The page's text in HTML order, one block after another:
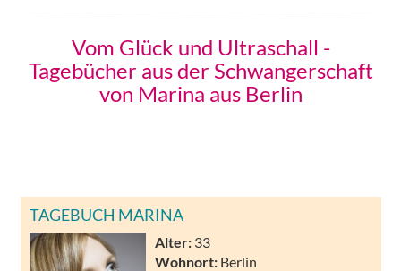
Vom Glück und Ultraschall -
Tagebücher aus der Schwangerschaft
von Marina aus Berlin
TAGEBUCH MARINA
Alter: 33
Wohnort: Berlin